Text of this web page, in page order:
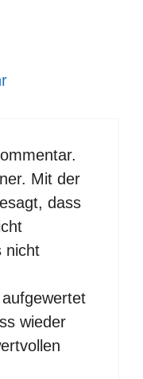
Mit der
dass
nicht
wieder